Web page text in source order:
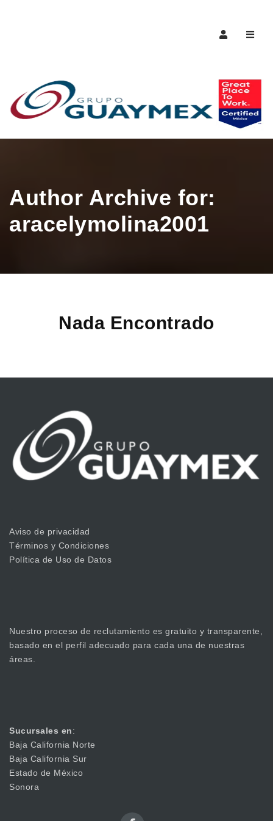
Author Archive for:
aracelymolina2001
Nada Encontrado
Aviso de privacidad
Términos y Condiciones
Política de Uso de Datos
Nuestro proceso de reclutamiento es gratuito y transparente,
basado en el perfil adecuado para cada una de nuestras
áreas.
Sucursales en:
Baja California Norte
Baja California Sur
Estado de México
Sonora